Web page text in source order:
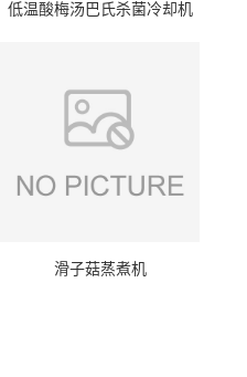
低温酸梅汤巴氏杀菌冷却机
滑子菇蒸煮机